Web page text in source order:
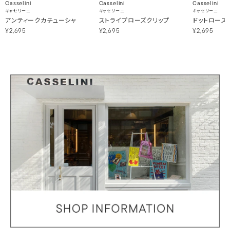
Casselini
キャセリーニ
アンティークカチューシャ
¥2,695
Casselini
キャセリーニ
ストライプローズクリップ
¥2,695
Casselini
キャセリーニ
ドットローズ
¥2,695